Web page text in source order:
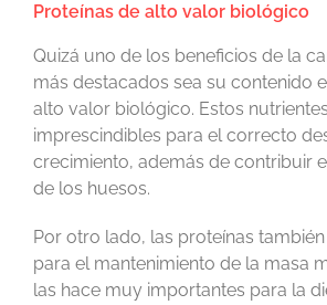
Proteínas de alto valor biológico
Quizá uno de los beneficios de la
más destacados sea su contenido
alto valor biológico. Estos
imprescindibles para el correcto
crecimiento, además de contribuir
de los huesos.
Por otro lado, las proteínas
para el mantenimiento de la masa
las hace muy importantes para la